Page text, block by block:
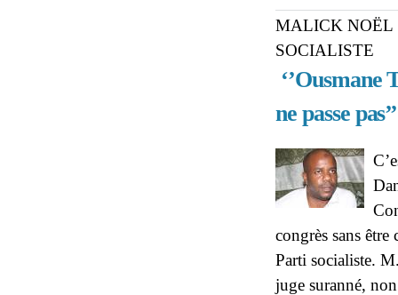
MALICK NOËL
SOCIALISTE
‘’Ousmane
ne passe pas’’
congrès sans
Parti socialiste.
juge suranné,